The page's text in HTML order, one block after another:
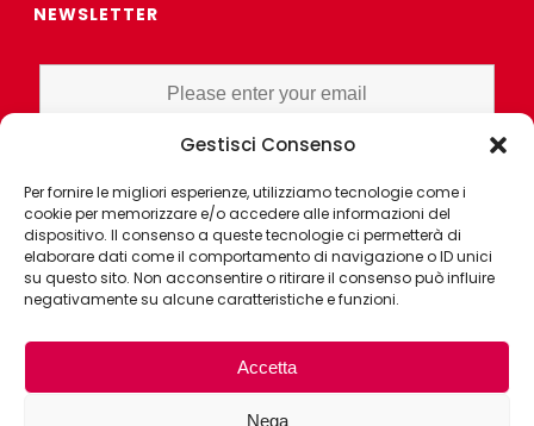
Gestisci Consenso
Per fornire le migliori esperienze, utilizziamo tecnologie come i
cookie per memorizzare e/o accedere alle informazioni del
dispositivo. Il consenso a queste tecnologie ci permetterà di
elaborare dati come il comportamento di navigazione o ID unici
su questo sito. Non acconsentire o ritirare il consenso può influire
negativamente su alcune caratteristiche e funzioni.
Accetta
Nega
NEWSLETTER
THE REGULATION AND GRANT CONSENT FOR PROFILING OR
MARKET RESEARCH PURPOSES ALSO WITH THE AID OF
ELECTRONIC INSTRUMENTS, AIMED AT ANALYZING HABITS OR
CONSUMER CHOICES OF THE INTERESTED PARTY